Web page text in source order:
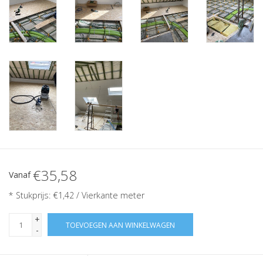
Vanaf€35,58
* Stukprijs: €1,42 / Vierkante meter
+
-
TOEVOEGEN AAN WINKELWAGEN